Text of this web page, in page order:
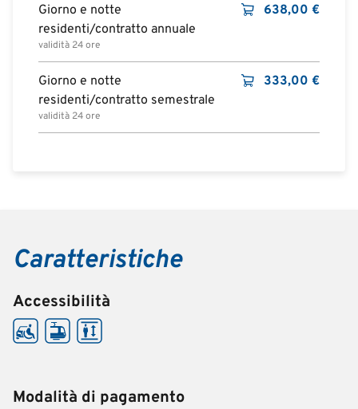
Giorno e notte
residenti/contratto annuale
validità 24 ore
638,00 €
Giorno e notte
residenti/contratto semestrale
validità 24 ore
333,00 €
Caratteristiche
Accessibilità
Modalità di pagamento